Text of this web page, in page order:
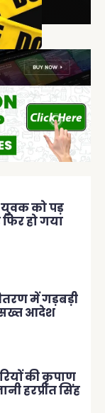
युवक को पड़
हो गया
में गड़बड़ी
सख्त आदेश
की कृपाण
हरप्रीत सिंह